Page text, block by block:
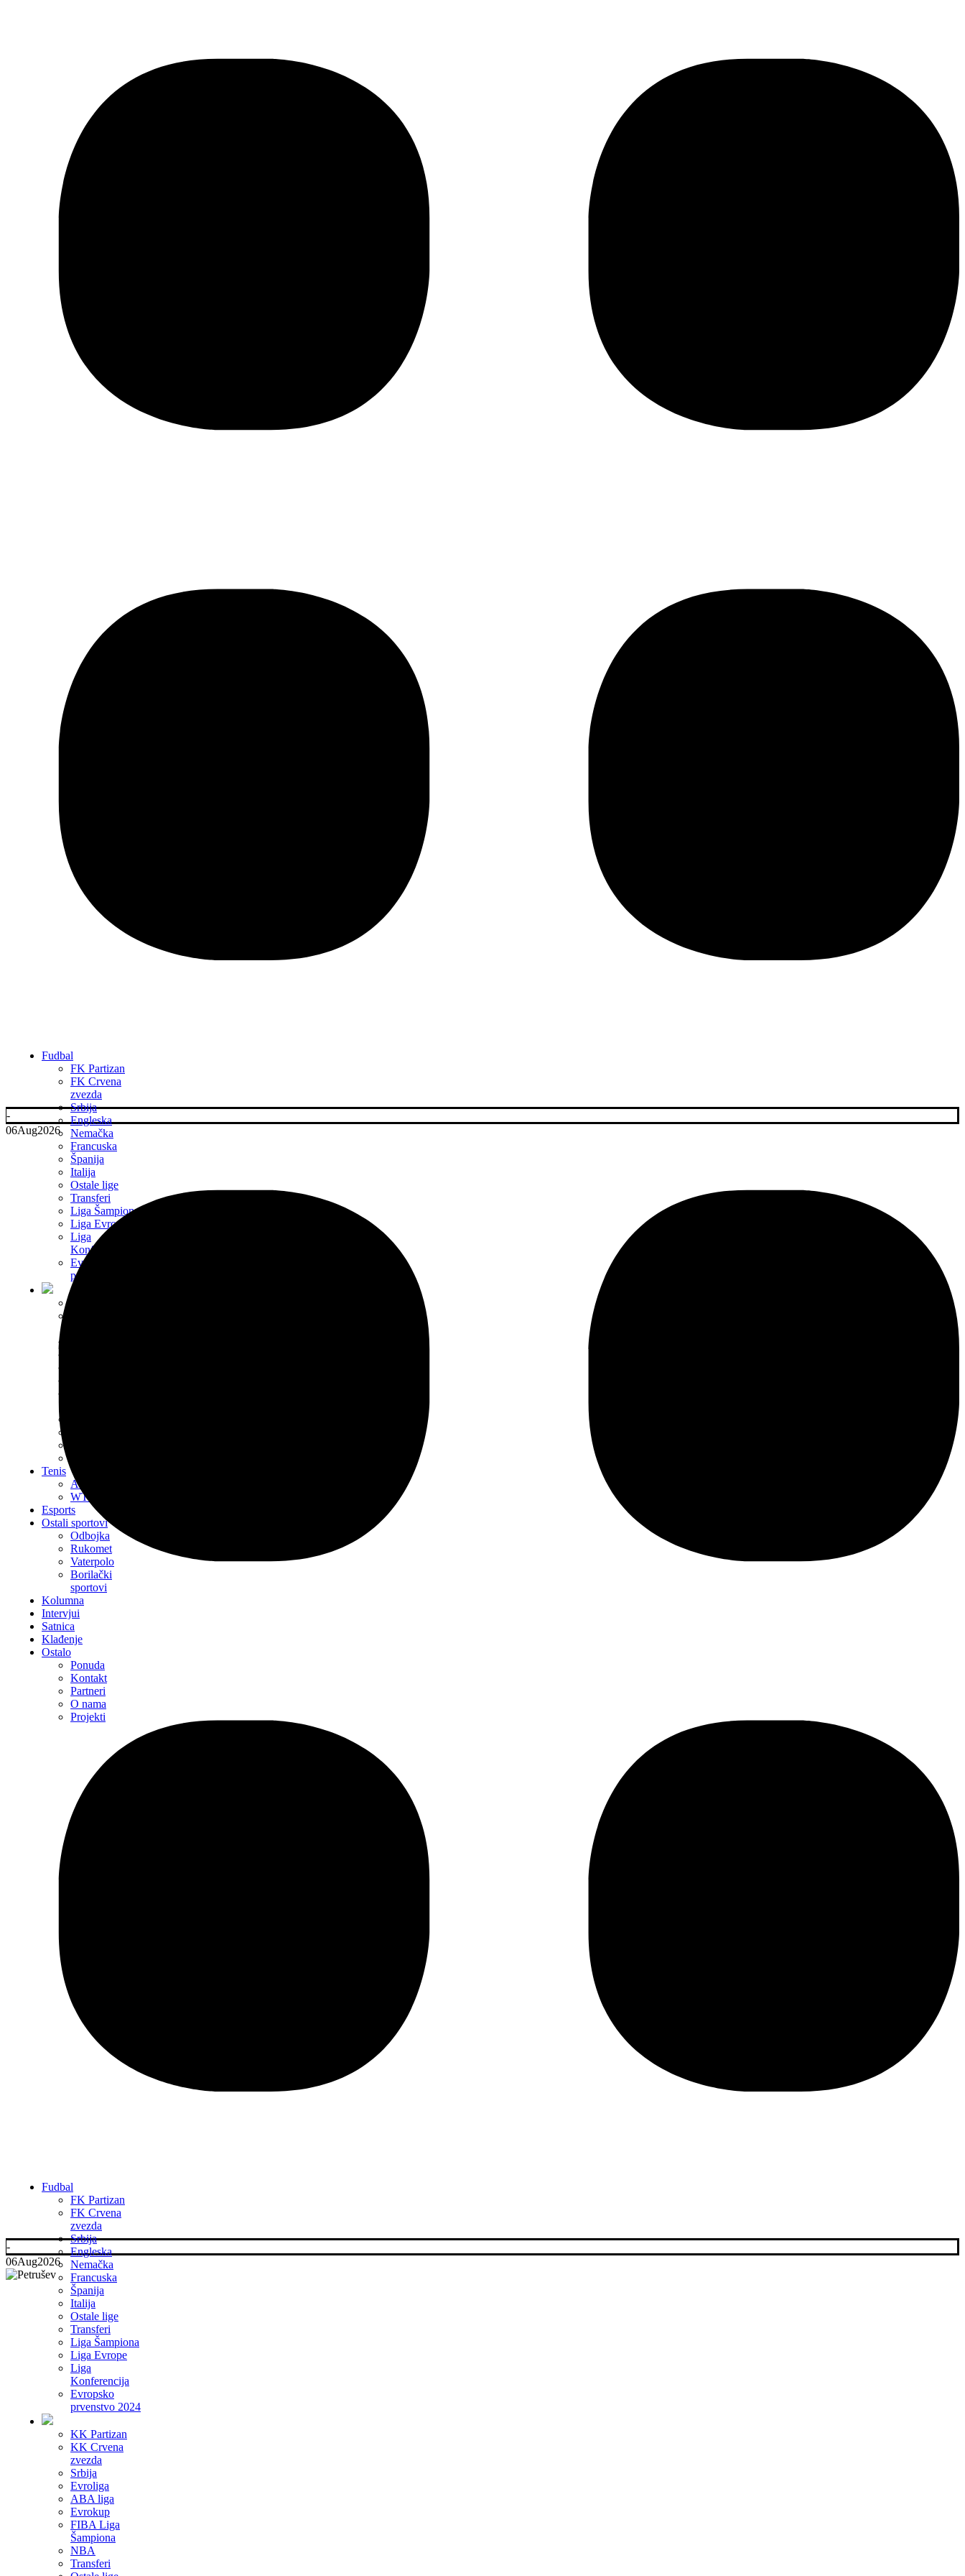
Fudbal
FK Partizan
FK Crvena
zvezda
Srbija
Engleska
Nemačka
Francuska
Španija
Italija
Ostale lige
Transferi
Liga Šampiona
Liga Evrope
Liga
Konferencija
Evropsko
prvenstvo 2024
Tenis
ATP
WTP
Esports
Ostali sportovi
Odbojka
Rukomet
Vaterpolo
Borilački
sportovi
Kolumna
Intervjui
Satnica
Klađenje
Ostalo
Ponuda
Kontakt
Partneri
O nama
Projekti
-
06Aug2026
Fudbal
FK Partizan
FK Crvena
zvezda
Srbija
Engleska
Nemačka
Francuska
Španija
Italija
Ostale lige
Transferi
Liga Šampiona
Liga Evrope
Liga
Konferencija
Evropsko
prvenstvo 2024
KK Partizan
KK Crvena
zvezda
Srbija
Evroliga
ABA liga
Evrokup
FIBA Liga
Šampiona
NBA
Transferi
-
06Aug2026